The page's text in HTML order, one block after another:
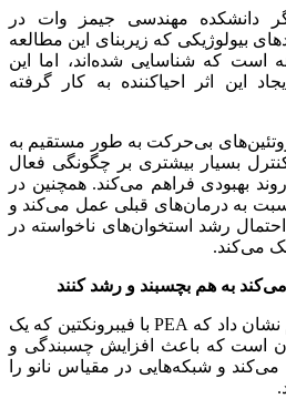
دانشکده مهندسی جیمز وات در
بیولوژیکی که زیربنای این مطالعه
است که شناسایی شده‌اند، اما این
این اثر احیاکننده به کار گرفته
بی‌حرکت به طور مستقیم به
بسیار بیشتری بر چگونگی فعال
بهبودی فراهم می‌کند. همچنین در
به درمان‌های قبلی عمل می‌کند و
رشد استخوان‌های ناخواسته در
می‌کند.
به هم بچسبند و رشد کنند
تحقیقات قبلی توسط این تیم نشان داد که PEA با فیبرونکتین که یک
است که باعث افزایش چسبندگی و
و شبکه‌هایی در مقیاس نانو را